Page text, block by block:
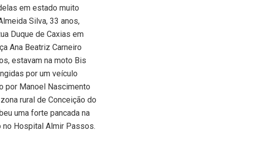
em estado muito
Silva, 33 anos,
Duque de Caxias em
Ana Beatriz Carneiro
estavam na moto Bis
por um veículo
por Manoel Nascimento
rural de Conceição do
uma forte pancada na
Hospital Almir Passos.